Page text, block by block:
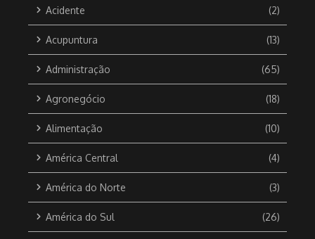
Acidente (2)
Acupuntura (13)
Administração (65)
Agronegócio (18)
Alimentação (10)
América Central (4)
América do Norte (3)
América do Sul (26)